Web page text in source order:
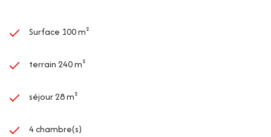
Surface 100 m²
terrain 240 m²
séjour 28 m²
4 chambre(s)